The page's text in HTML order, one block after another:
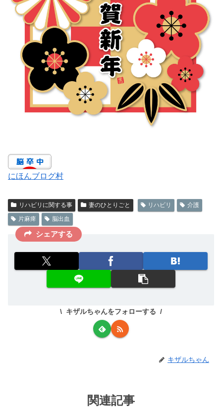
にほんブログ村
リハビリに関する事 妻のひとりごと リハビリ
介護
片麻痺
脳出血
シェアする
キザルちゃんをフォローする
キザルちゃん
関連記事